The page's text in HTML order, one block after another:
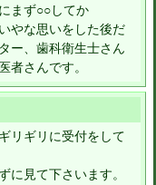
まず○○してか
やな思いをした後だ
ー、歯科衛生士さん
者さんです。
リギリに受付をして
に見て下さいます。